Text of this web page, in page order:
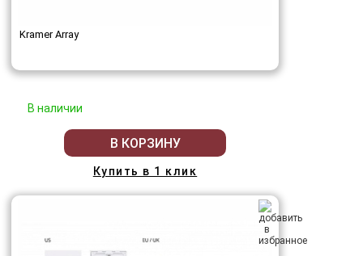
Kramer Array
В наличии
В КОРЗИНУ
Купить в 1 клик